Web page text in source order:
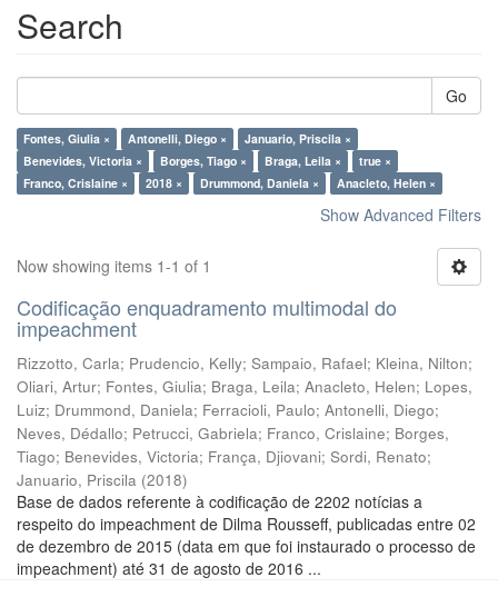
Search
Go
Fontes, Giulia × Antonelli, Diego ×
Januario, Priscila ×
Benevides, Victoria ×
Borges, Tiago × Braga, Leila ×
true ×
Franco, Crislaine ×
2018 × Drummond, Daniela × Anacleto, Helen ×
Show Advanced Filters
Now showing items 1-1 of 1
Codificação enquadramento multimodal do
impeachment
Rizzotto, Carla; Prudencio, Kelly; Sampaio, Rafael; Kleina, Nilton;
Oliari, Artur; Fontes, Giulia; Braga, Leila; Anacleto, Helen; Lopes,
Luiz; Drummond, Daniela; Ferracioli, Paulo; Antonelli, Diego;
Neves, Dédallo; Petrucci, Gabriela; Franco, Crislaine; Borges,
Tiago; Benevides, Victoria; França, Djiovani; Sordi, Renato;
Januario, Priscila (2018)
Base de dados referente à codificação de 2202 notícias a
respeito do impeachment de Dilma Rousseff, publicadas entre 02
de dezembro de 2015 (data em que foi instaurado o processo de
impeachment) até 31 de agosto de 2016 ...